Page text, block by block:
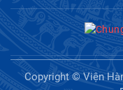
Copyright © Viện